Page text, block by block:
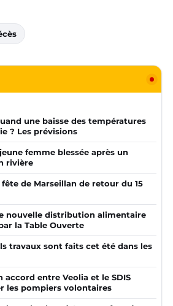
une baisse des températures
? Les prévisions
femme blessée après un
rivière
fête de Marseillan de retour du 15
nouvelle distribution alimentaire
la Table Ouverte
travaux sont faits cet été dans les
accord entre Veolia et le SDIS
les pompiers volontaires